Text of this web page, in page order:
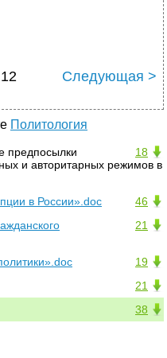
Следующая >
Политология
18
предпосылки
и авторитарных режимов в
46
в России».doc
21
19
21
38